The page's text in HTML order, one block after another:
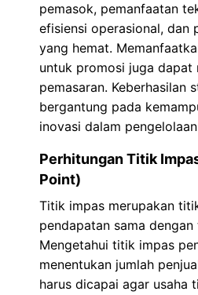
pemasok, pemanfaatan
efisiensi operasional, dan
yang hemat.
untuk promosi juga dapat
pemasaran. Keberhasilan
bergantung pada
inovasi dalam
Perhitungan Titik
Point)
Titik impas merupakan
pendapatan sama
Mengetahui titik impas
menentukan jumlah
harus dicapai agar usaha